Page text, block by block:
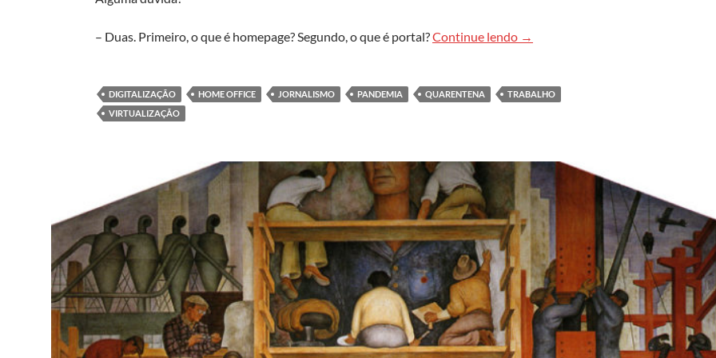
– Duas. Primeiro, o que é homepage? Segundo, o que é portal?Continue lendo De pandemia, quarentena,
→
DIGITALIZAÇÃO HOME OFFICE JORNALISMO PANDEMIA QUARENTENA
TRABALHO
VIRTUALIZAÇÃO